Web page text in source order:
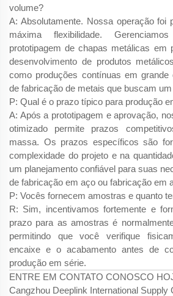
volume?
A: Absolutamente. Nossa operação foi
máxima flexibilidade.
prototipagem de chapas metálicas em
desenvolvimento de produtos
como produções contínuas em grande
de fabricação de metais que buscam
P: Qual é o prazo típico para produção
A: Após a prototipagem e aprovação,
otimizado permite prazos
massa. Os prazos específicos são
complexidade do projeto e na
um planejamento confiável para suas
de fabricação em aço ou fabricação em
P: Vocês fornecem amostras e quanto
R: Sim, incentivamos fortemente e
prazo para as amostras é
permitindo que você verifique
encaixe e o acabamento antes de
produção em série.
ENTRE EM CONTATO CONOSCO
Cangzhou Deeplink International Supply